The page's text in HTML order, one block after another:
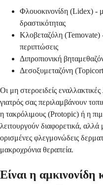
Φλουοκινονίδη (Lidex) -
δραστικότητας
Κλοβεταζόλη (Temovate)
περιπτώσεις
Διπροπιονική
Δεσοξυμεταζόνη
Οι μη στεροειδείς
γιατρός σας περιλαμβάνουν
η τακρόλιμους (Protopic) ή η
λειτουργούν διαφορετικά, αλλά
ορισμένες φλεγμονώδεις
μακροχρόνια θεραπεία.
Είναι η